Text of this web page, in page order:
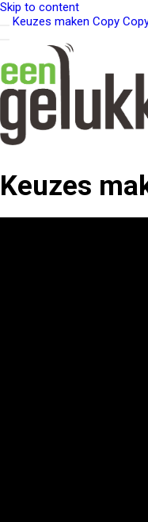
Skip to content
Keuzes maken Copy
Keuzes